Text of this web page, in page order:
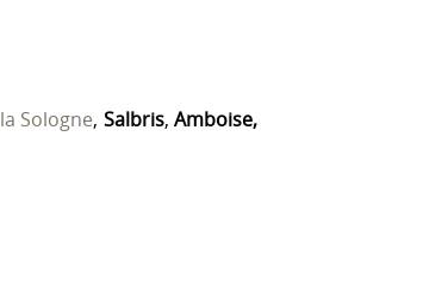
la Sologne, Salbris, Amboise,